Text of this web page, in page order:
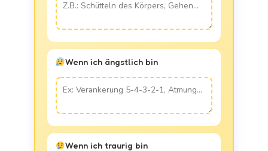
Wenn ich ängstlich bin
Wenn ich traurig bin